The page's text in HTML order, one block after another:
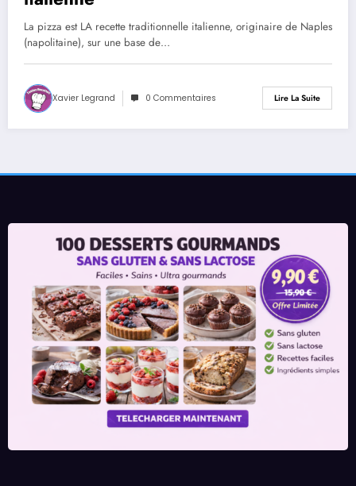
La pizza est LA recette traditionnelle italienne, originaire de Naples
(napolitaine), sur une base de…
Xavier Legrand 0 Commentaires Lire La Suite